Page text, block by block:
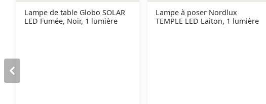
Lampe de table Globo SOLAR
LED Fumée, Noir, 1 lumière
Lampe à poser Nordlux
TEMPLE LED Laiton, 1 lumière